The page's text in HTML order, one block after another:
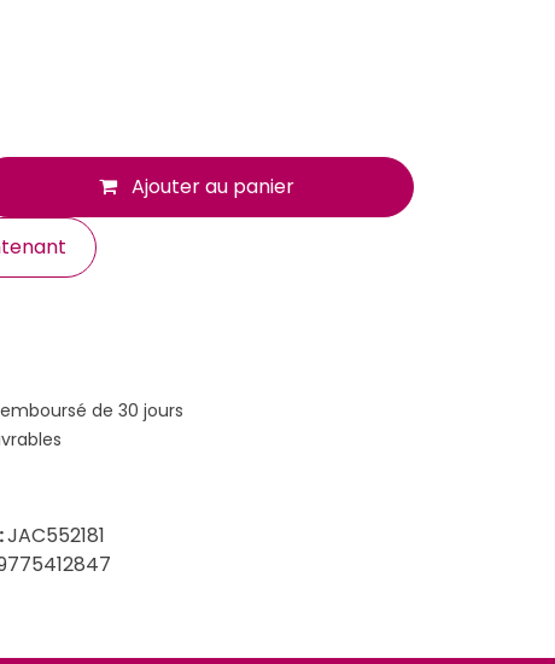
Ajouter au panier
de 30 jours
JAC552181